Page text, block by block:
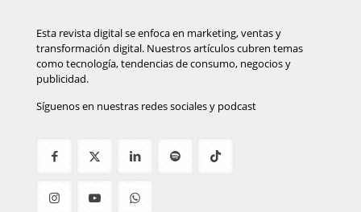
Esta revista digital se enfoca en marketing, ventas y
transformación digital. Nuestros artículos cubren temas
como tecnología, tendencias de consumo, negocios y
publicidad.
Síguenos en nuestras redes sociales y podcast